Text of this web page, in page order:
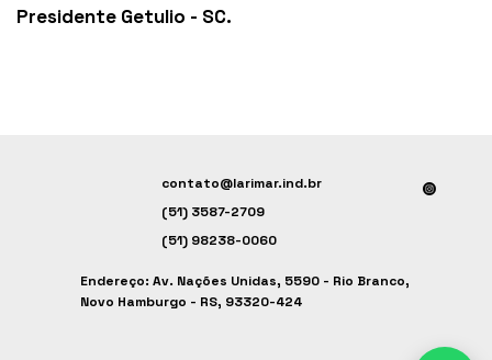
Presidente Getulio - SC.
contato@larimar.ind.br
(51) 3587-2709
(51) 98238-0060
Endereço: Av. Nações Unidas, 5590 - Rio Branco,
Novo Hamburgo - RS, 93320-424